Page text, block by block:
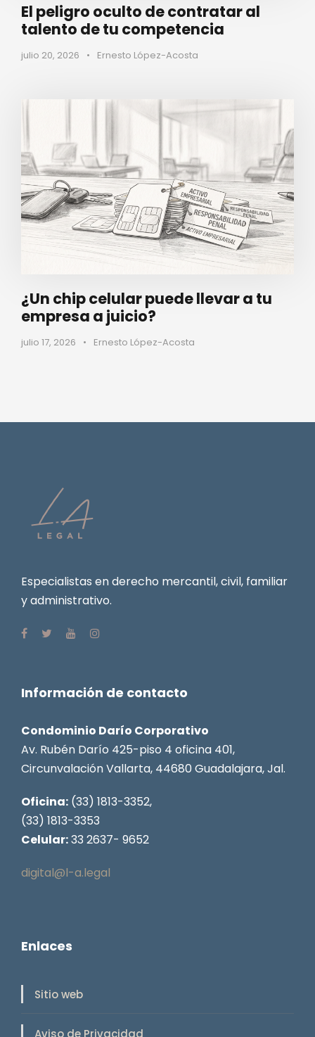
El peligro oculto de contratar al
talento de tu competencia
julio 20, 2026 • Ernesto López-Acosta
¿Un chip celular puede llevar a tu
empresa a juicio?
julio 17, 2026 • Ernesto López-Acosta
Especialistas en derecho mercantil, civil, familiar
y administrativo.
Información de contacto
Condominio Darío Corporativo
Av. Rubén Darío 425-piso 4 oficina 401,
Circunvalación Vallarta, 44680 Guadalajara, Jal.
Oficina: (33) 1813-3352,
(33) 1813-3353
Celular:33 2637- 9652
digital@l-a.legal
Enlaces
Sitio web
Aviso de Privacidad